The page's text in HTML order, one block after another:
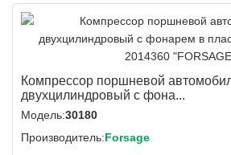
Компрессор поршневой
двухцилиндровый с фона...
Модель:30180
Производитель:Forsage